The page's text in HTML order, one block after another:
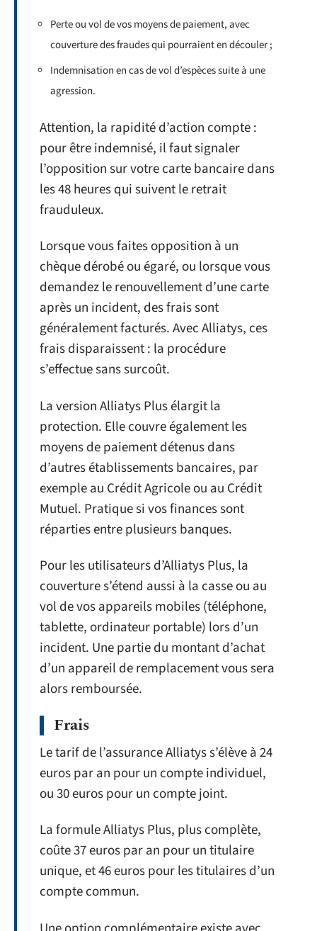
Perte ou vol de vos moyens de paiement, avec
couverture des fraudes qui pourraient en découler ;
Indemnisation en cas de vol d’espèces suite à une
agression.
Attention, la rapidité d’action compte :
pour être indemnisé, il faut signaler
l’opposition sur votre carte bancaire dans
les 48 heures qui suivent le retrait
frauduleux.
Lorsque vous faites opposition à un
chèque dérobé ou égaré, ou lorsque vous
demandez le renouvellement d’une carte
après un incident, des frais sont
généralement facturés. Avec Alliatys, ces
frais disparaissent : la procédure
s’effectue sans surcoût.
La version Alliatys Plus élargit la
protection. Elle couvre également les
moyens de paiement détenus dans
d’autres établissements bancaires, par
exemple au Crédit Agricole ou au Crédit
Mutuel. Pratique si vos finances sont
réparties entre plusieurs banques.
Pour les utilisateurs d’Alliatys Plus, la
couverture s’étend aussi à la casse ou au
vol de vos appareils mobiles (téléphone,
tablette, ordinateur portable) lors d’un
incident. Une partie du montant d’achat
d’un appareil de remplacement vous sera
alors remboursée.
Frais
Le tarif de l’assurance Alliatys s’élève à 24
euros par an pour un compte individuel,
ou 30 euros pour un compte joint.
La formule Alliatys Plus, plus complète,
coûte 37 euros par an pour un titulaire
unique, et 46 euros pour les titulaires d’un
compte commun.